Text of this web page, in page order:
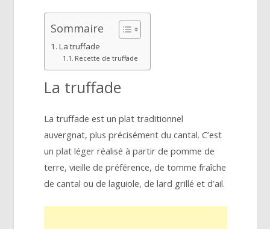
Sommaire
La truffade
Recette de truffade
La truffade
La truffade est un plat traditionnel
auvergnat, plus précisément du cantal. C’est
un plat léger réalisé à partir de pomme de
terre, vieille de préférence, de tomme fraîche
de cantal ou de laguiole, de lard grillé et d’ail.